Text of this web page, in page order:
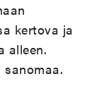
kertova ja
alleen.